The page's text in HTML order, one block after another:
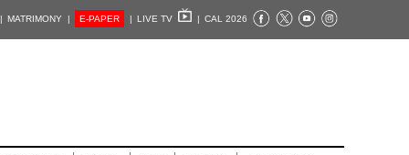
MATRIMONY | E-PAPER | LIVE TV | CAL 2026